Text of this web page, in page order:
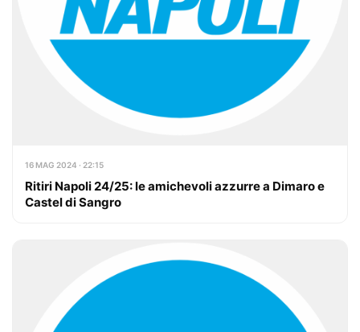
16 MAG 2024 · 22:15
Ritiri Napoli 24/25: le amichevoli azzurre a Dimaro e
Castel di Sangro